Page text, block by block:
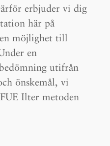
erbjuder vi dig
här på
möjlighet till
en
utifrån
önskemål, vi
Ilter metoden